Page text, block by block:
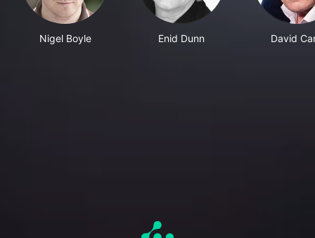
Nigel Boyle Enid Dunn David